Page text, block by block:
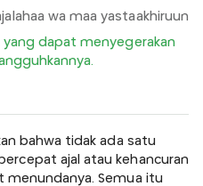
wa maa yastaakhiruun
dapat menyegerakan
bahwa tidak ada satu
ajal atau kehancuran
menundanya. Semua itu